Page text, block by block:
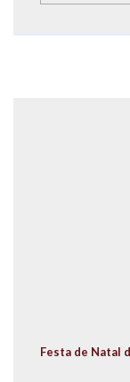
Festa de Natal